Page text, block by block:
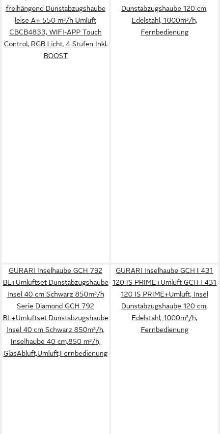
freihängend Dunstabzugshaube
leise A+ 550 m³/h Umluft
CBCB4833, WIFI-APP Touch
Control, RGB Licht, 4 Stufen Inkl.
BOOST
Dunstabzugshaube 120 cm,
Edelstahl, 1000m³/h,
Fernbedienung
GURARI Inselhaube GCH 792
BL+Umluftset Dunstabzugshaube
Insel 40 cm Schwarz 850m³/h
Serie Diamond GCH 792
BL+Umluftset Dunstabzugshaube
Insel 40 cm Schwarz 850m³/h,
Inselhaube 40 cm,850 m³/h,
GlasAbluft,Umluft,Fernbedienung
GURARI Inselhaube GCH I 431
120 IS PRIME+Umluft GCH I 431
120 IS PRIME+Umluft, Insel
Dunstabzugshaube 120 cm,
Edelstahl, 1000m³/h,
Fernbedienung